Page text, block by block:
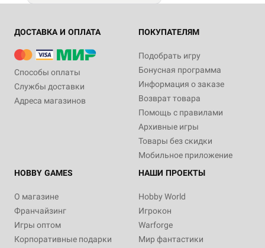
ДОСТАВКА И ОПЛАТА
Способы оплаты
Службы доставки
Адреса магазинов
ПОКУПАТЕЛЯМ
Подобрать игру
Бонусная программа
Информация о заказе
Возврат товара
Помощь с правилами
Архивные игры
Товары без скидки
Мобильное приложение
HOBBY GAMES
О магазине
Франчайзинг
Игры оптом
Корпоративные подарки
НАШИ ПРОЕКТЫ
Hobby World
Игрокон
Warforge
Мир фантастики